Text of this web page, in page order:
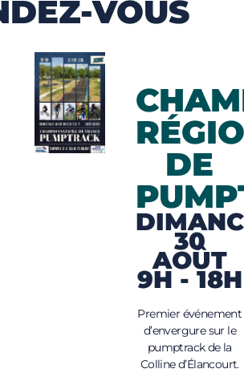
VOUS
DE
30
AOÛT
9H - 18H
Premier événement
d’envergure sur le
pumptrack de la
Colline d’Élancourt.